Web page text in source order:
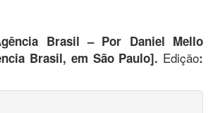
Brasil – Por Daniel Mello
Brasil, em São Paulo]. Edição: